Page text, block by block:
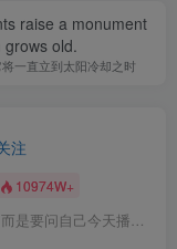
raise a monument
old.
一直立到太阳冷却之时
注
10974W+
不要问自己收获了多少果实，而是要问自己今天播种了多少种子